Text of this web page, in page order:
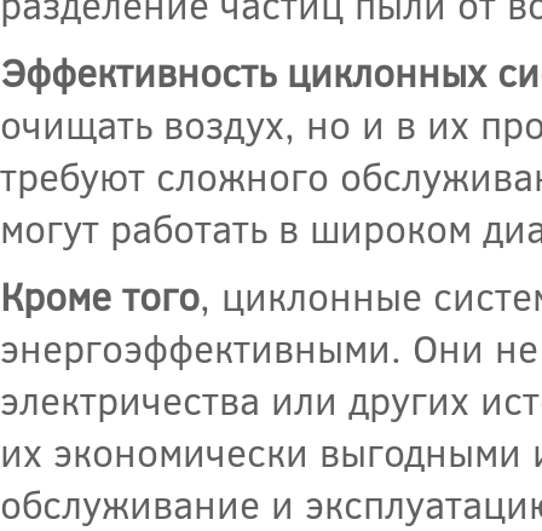
Эффективность циклонных
очищать воздух, но и в их
требуют сложного
могут работать в широком
Кроме того, циклонные
энергоэффективными. Они
электричества или других
их экономически выгодными
обслуживание и